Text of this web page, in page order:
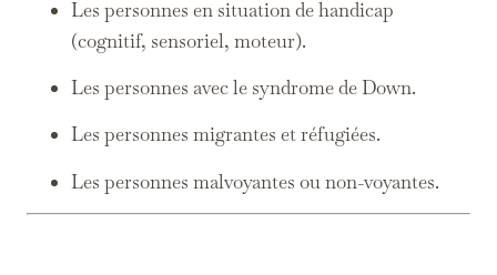
Les personnes en situation de handicap
(cognitif, sensoriel, moteur).
Les personnes avec le syndrome de Down.
Les personnes migrantes et réfugiées.
Les personnes malvoyantes ou non-voyantes.